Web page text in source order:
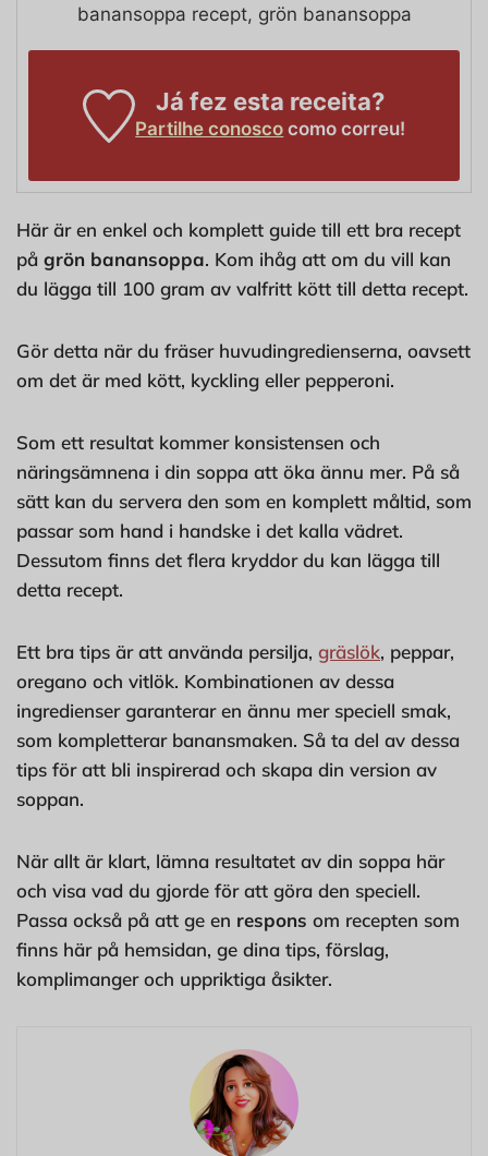
banansoppa recept, grön banansoppa
Já fez esta receita?
Partilhe conosco como correu!
Här är en enkel och komplett guide till ett bra recept
på grön banansoppa. Kom ihåg att om du vill kan
du lägga till 100 gram av valfritt kött till detta recept.
Gör detta när du fräser huvudingredienserna, oavsett
om det är med kött, kyckling eller pepperoni.
Som ett resultat kommer konsistensen och
näringsämnena i din soppa att öka ännu mer. På så
sätt kan du servera den som en komplett måltid, som
passar som hand i handske i det kalla vädret.
Dessutom finns det flera kryddor du kan lägga till
detta recept.
Ett bra tips är att använda persilja, gräslök, peppar,
oregano och vitlök. Kombinationen av dessa
ingredienser garanterar en ännu mer speciell smak,
som kompletterar banansmaken. Så ta del av dessa
tips för att bli inspirerad och skapa din version av
soppan.
När allt är klart, lämna resultatet av din soppa här
och visa vad du gjorde för att göra den speciell.
Passa också på att ge en respons om recepten som
finns här på hemsidan, ge dina tips, förslag,
komplimanger och uppriktiga åsikter.